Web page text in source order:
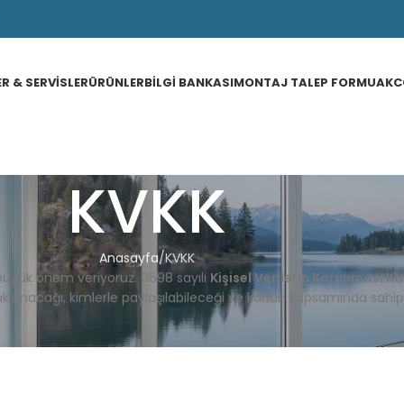
& SERVISLERÜRÜNLERBILGI BANKASIMONTAJ TALEP FORMU
KVKK
Anasayfa KVKK
önem veriyoruz. 6698 sayılı Kişisel Verilerin Korunması
kimlerle paylaşılabileceğivekanun kapsamında sahip